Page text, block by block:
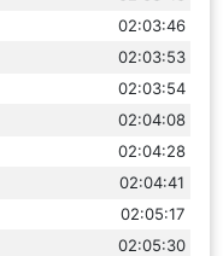
02:03:46
02:03:53
02:03:54
02:04:08
02:04:28
02:04:41
02:05:17
02:05:30